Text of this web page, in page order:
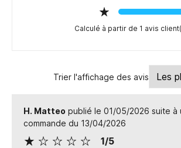
Calculé à partir de 1 avis
Trier l'affichage des avis
H. Matteo publié le 01/05/2026 suite à
commande du 13/04/2026
1/5